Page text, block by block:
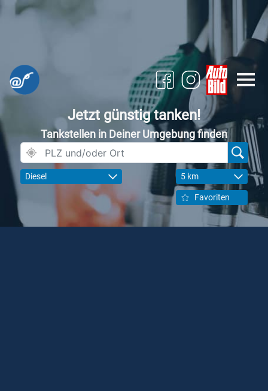
Jetzt günstig tanken!
Tankstellen in Deiner Umgebung finden
Diesel 5 km
Favoriten